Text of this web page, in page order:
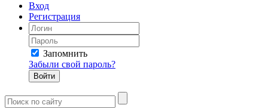
Вход
Регистрация
Запомнить
Забыли свой пароль?